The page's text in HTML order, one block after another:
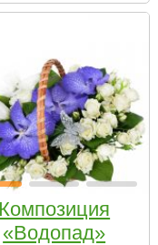
Композиция
«Водопад»